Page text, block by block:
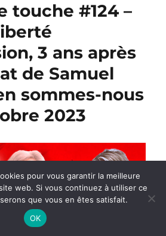
touche #124 –
3 ans après
de Samuel
sommes-nous
2023
pour vous garantir la meilleure
web. Si vous continuez à utiliser ce
que vous en êtes satisfait.
OK